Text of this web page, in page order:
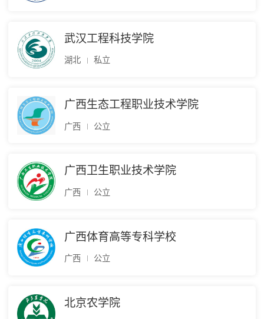
武汉工程科技学院
湖北 私立
广西生态工程职业技术学院
广西 公立
广西卫生职业技术学院
广西 公立
广西体育高等专科学校
广西 公立
北京农学院